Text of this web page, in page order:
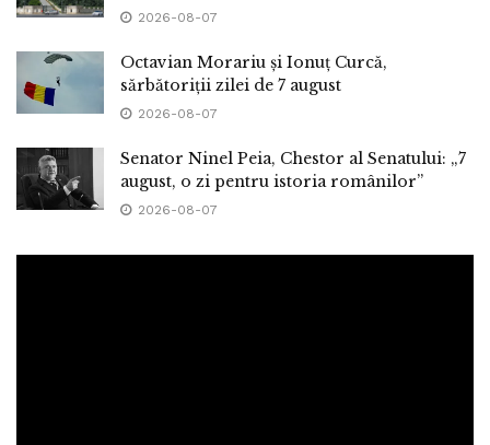
2026-08-07
Octavian Morariu și Ionuț Curcă,
sărbătoriții zilei de 7 august
2026-08-07
Senator Ninel Peia, Chestor al Senatului: „7
august, o zi pentru istoria românilor”
2026-08-07